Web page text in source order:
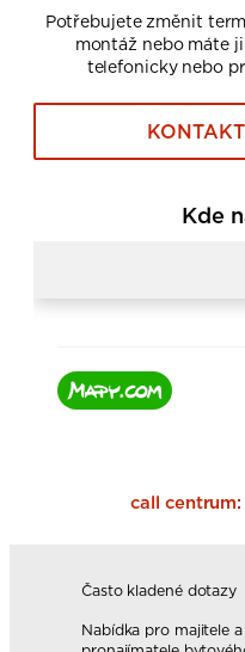
Potřebujete změnit
montáž nebo máte
telefonicky nebo
Kde
call centrum:
Často kladené dotazy
Nabídka pro majitele a